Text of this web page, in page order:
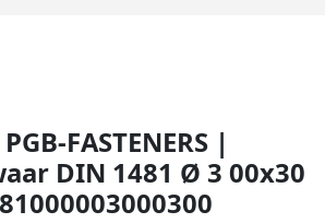
FASTENERS |
DIN 1481 Ø 3 00x30